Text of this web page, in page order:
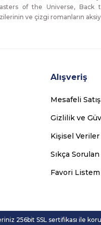
of the Universe,
ve çizgi romanların
Alışveriş
Mesafeli
Gizlilik ve
Kişisel
Sıkça
Favori Listem
256bit SSL sertifikası ile